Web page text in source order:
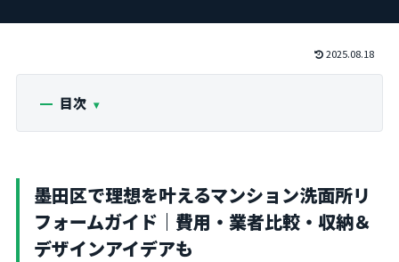
2025.08.18
目次
墨田区で理想を叶えるマンション洗面所リ
フォームガイド｜費用・業者比較・収納＆
デザインアイデアも